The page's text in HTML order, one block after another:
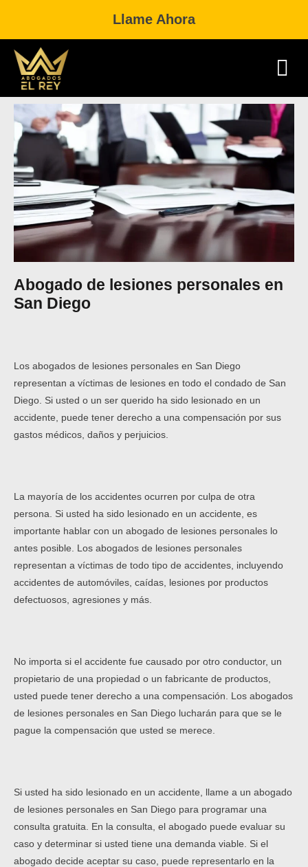
Llame Ahora
Abogado de lesiones personales en
San Diego
Los abogados de lesiones personales en San Diego
representan a víctimas de lesiones en todo el condado de San
Diego. Si usted o un ser querido ha sido lesionado en un
accidente, puede tener derecho a una compensación por sus
gastos médicos, daños y perjuicios.
La mayoría de los accidentes ocurren por culpa de otra
persona. Si usted ha sido lesionado en un accidente, es
importante hablar con un abogado de lesiones personales lo
antes posible. Los abogados de lesiones personales
representan a víctimas de todo tipo de accidentes, incluyendo
accidentes de automóviles, caídas, lesiones por productos
defectuosos, agresiones y más.
No importa si el accidente fue causado por otro conductor, un
propietario de una propiedad o un fabricante de productos,
usted puede tener derecho a una compensación. Los abogados
de lesiones personales en San Diego lucharán para que se le
pague la compensación que usted se merece.
Si usted ha sido lesionado en un accidente, llame a un abogado
de lesiones personales en San Diego para programar una
consulta gratuita. En la consulta, el abogado puede evaluar su
caso y determinar si usted tiene una demanda viable. Si el
abogado decide aceptar su caso, puede representarlo en la